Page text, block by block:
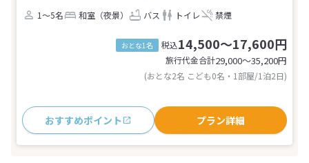
1～5名
和室（夜景） バス トイレ 禁煙
おとな1名 税込14,500～17,600円
旅行代金合計29,000〜35,200円
(おとな2名 こども0名・1部屋/1泊2日)
おすすめポイント プラン詳細